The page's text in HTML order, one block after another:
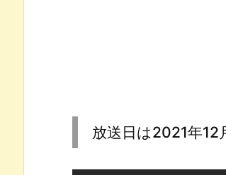
放送日は2021年12